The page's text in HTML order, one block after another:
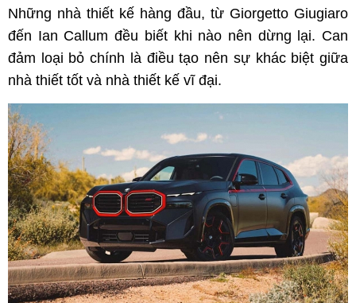
Những nhà thiết kế hàng đầu, từ Giorgetto Giugiaro
đến Ian Callum đều biết khi nào nên dừng lại. Can
đảm loại bỏ chính là điều tạo nên sự khác biệt giữa
nhà thiết tốt và nhà thiết kế vĩ đại.